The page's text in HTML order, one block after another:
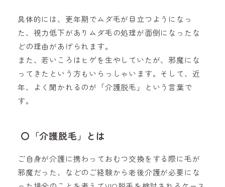
具体的には、更年期でムダ毛が目立つようになっ
た、視力低下がありムダ毛の処理が面倒になったな
どの理由があげられます。
また、若いころはヒゲを生やしていたが、邪魔にな
ってきたという方もいらっしゃいます。そして、近
年、よく聞かれるのが「介護脱毛」という言葉で
す。
〇 「介護脱毛」とは
ご自身が介護に携わっておむつ交換をする際に毛が
邪魔だった、などのご経験から老後介護が必要にな